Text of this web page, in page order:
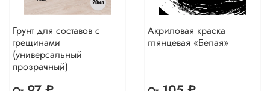
Грунт для составов с
трещинами
(универсальный
прозрачный)
Акриловая краска
глянцевая «Белая»